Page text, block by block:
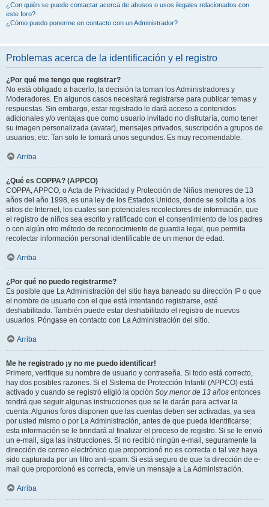
¿Con quién se puede contactar acerca de abusos o usos ilegales relacionados con
este foro?
¿Cómo puedo ponerme en contacto con un Administrador?
Problemas acerca de la identificación y el registro
¿Por qué me tengo que registrar?
No está obligado a hacerlo, la decisión la toman los Administradores y
Moderadores. En algunos casos necesitará registrarse para publicar temas y
respuestas. Sin embargo, estar registrado le dará acceso a contenidos
adicionales y/o ventajas que como usuario invitado no disfrutaría, como tener
su imagen personalizada (avatar), mensajes privados, suscripción a grupos de
usuarios, etc. Tan solo le tomará unos segundos. Es muy recomendable.
Arriba
¿Qué es COPPA? (APPCO)
COPPA, APPCO, o Acta de Privacidad y Protección de Niños menores de 13
años del año 1998, es una ley de los Estados Unidos, donde se solicita a los
sitios de Internet, los cuales son potenciales recolectores de información, que
el registro de niños sea escrito y ratificado con el consentimiento de los padres
o con algún otro método de reconocimiento de guardia legal, que permita
recolectar información personal identificable de un menor de edad.
Arriba
¿Por qué no puedo registrarme?
Es posible que La Administración del sitio haya baneado su dirección IP o que
el nombre de usuario con el que está intentando registrarse, esté
deshabilitado. También puede estar deshabilitado el registro de nuevos
usuarios. Póngase en contacto con La Administración del sitio.
Arriba
Me he registrado ¡y no me puedo identificar!
Primero, verifique su nombre de usuario y contraseña. Si todo está correcto,
hay dos posibles razones. Si el Sistema de Protección Infantil (APPCO) está
activado y cuando se registró eligió la opción Soy menor de 13 años entonces
tendrá que seguir algunas instrucciones que se le darán para activar la
cuenta. Algunos foros disponen que las cuentas deben ser activadas, ya sea
por usted mismo o por La Administración, antes de que pueda identificarse;
esta información se le brindará al finalizar el proceso de registro. Si se le envió
un e-mail, siga las instrucciones. Si no recibió ningún e-mail, seguramente la
dirección de correo electrónico que proporcionó no es correcta o tal vez haya
sido capturada por un filtro anti-spam. Si está seguro de que la dirección de e-
mail que proporcionó es correcta, envíe un mensaje a La Administración.
Arriba